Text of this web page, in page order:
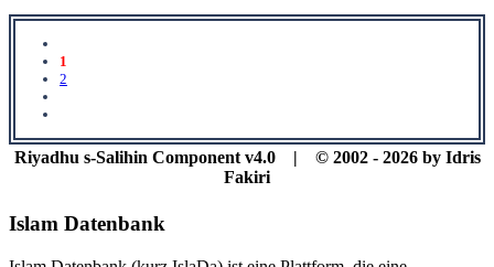
1
2
Riyadhu s-Salihin Component v4.0 | © 2002 - 2026 by Idris
Fakiri
Islam Datenbank